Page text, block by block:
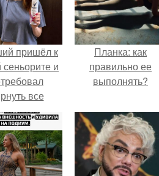
пришёл к
сеньорите и
все
Планка: как
правильно ее
выполнять?